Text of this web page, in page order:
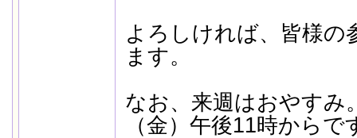
よろしければ、皆様の
ます。
なお、来週はおやすみ
（金）午後11時からで